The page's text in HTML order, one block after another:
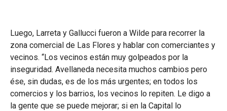
Luego, Larreta y Gallucci fueron a Wilde para recorrer la
zona comercial de Las Flores y hablar con comerciantes y
vecinos. “Los vecinos están muy golpeados por la
inseguridad. Avellaneda necesita muchos cambios pero
ése, sin dudas, es de los más urgentes; en todos los
comercios y los barrios, los vecinos lo repiten. Le digo a
la gente que se puede mejorar; si en la Capital lo